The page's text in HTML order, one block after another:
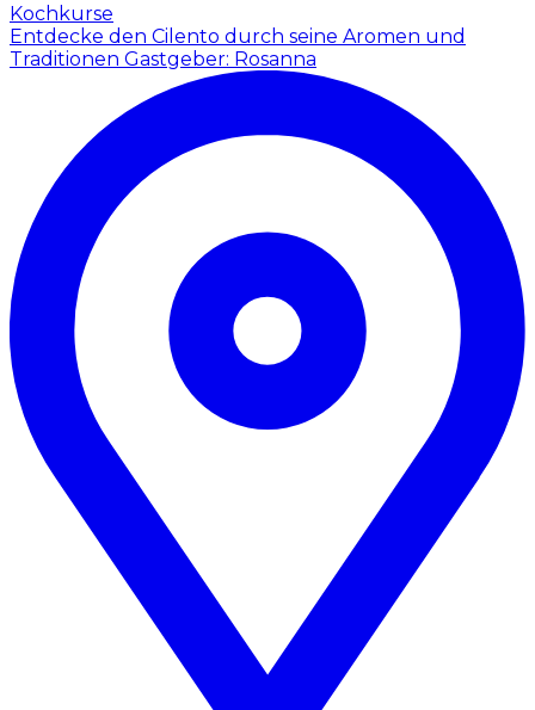
Kochkurse
Entdecke den Cilento durch seine Aromen und
Traditionen Gastgeber: Rosanna